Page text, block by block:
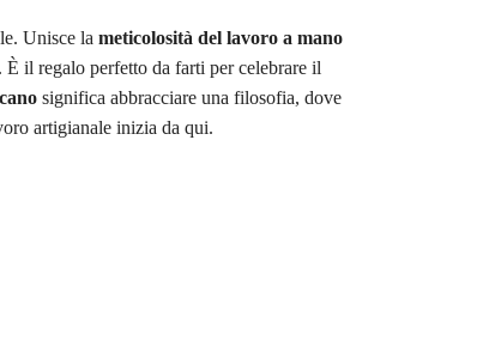
Unisce la meticolosità del lavoro a mano
il regalo perfetto da farti per celebrare il
significa abbracciare una filosofia, dove
artigianale inizia da qui.